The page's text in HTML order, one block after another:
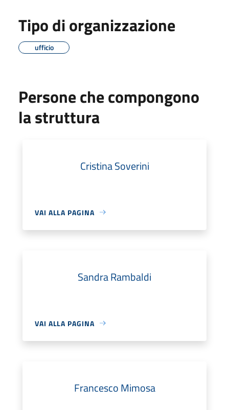
Tipo di organizzazione
ufficio
Persone che compongono
la struttura
Cristina Soverini
VAI ALLA PAGINA
Sandra Rambaldi
VAI ALLA PAGINA
Francesco Mimosa